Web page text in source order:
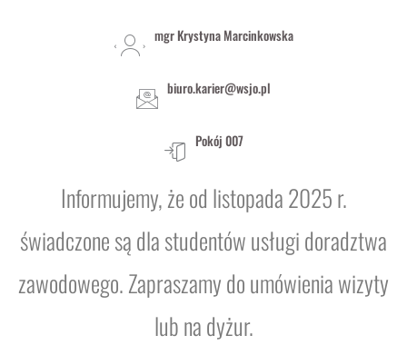
mgr Krystyna Marcinkowska
biuro.karier@wsjo.pl
Pokój 007
Informujemy, że od listopada 2025 r.
świadczone są dla studentów usługi doradztwa
zawodowego. Zapraszamy do umówienia wizyty
lub na dyżur.